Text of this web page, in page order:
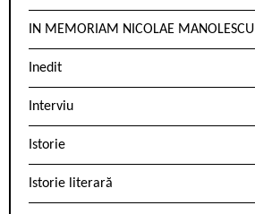
IN MEMORIAM NICOLAE MANOLESCU
Inedit
Interviu
Istorie
Istorie literară